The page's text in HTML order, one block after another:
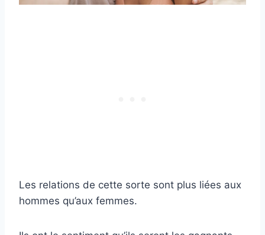
Les relations de cette sorte sont plus liées aux
hommes qu’aux femmes.